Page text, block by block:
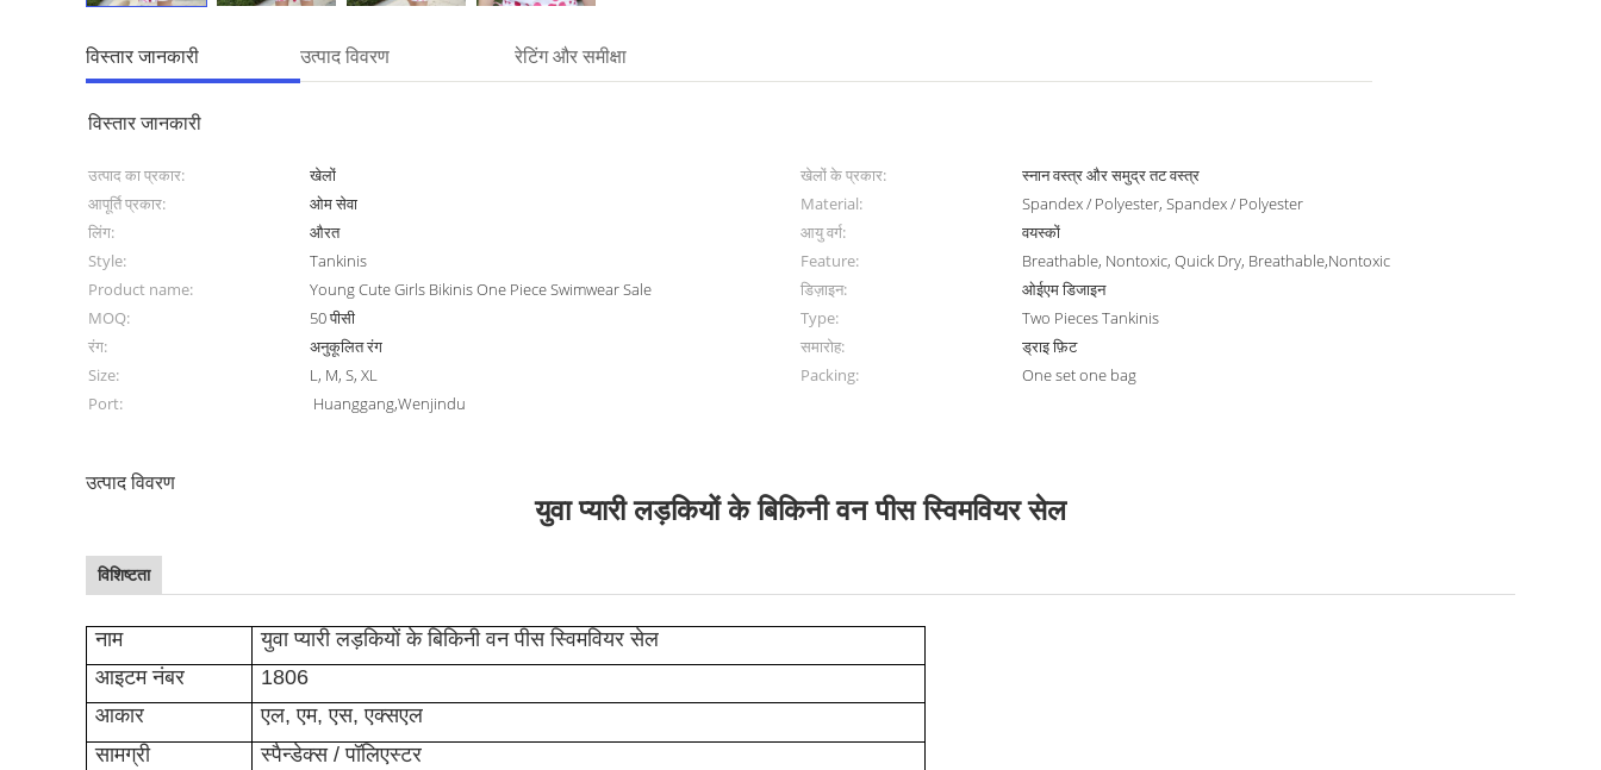
विस्तार जानकारी उत्पाद विवरण रेटिंग और समीक्षा
विस्तार जानकारी
उत्पाद का प्रकार: खेलों खेलों के प्रकार:
स्नान वस्त्र और समुद्र तट वस्त्र
आपूर्ति प्रकार:
ओम सेवा Material:
Spandex / Polyester, Spandex / Polyester
लिंग:
औरत आयु वर्ग:
वयस्कों
Style:
Tankinis Feature:
Breathable, Nontoxic, Quick Dry, Breathable,Nontoxic
Product name:
Young Cute Girls Bikinis One Piece Swimwear Sale डिज़ाइन:
ओईएम डिजाइन
MOQ:
50 पीसी Type:
Two Pieces Tankinis
रंग:
अनुकूलित रंग समारोह:
ड्राइ फ़िट
Size:
L, M, S, XL Packing:
One set one bag
Port:
Huanggang,Wenjindu
उत्पाद विवरण
युवा प्यारी लड़कियों के बिकिनी वन पीस स्विमवियर सेल